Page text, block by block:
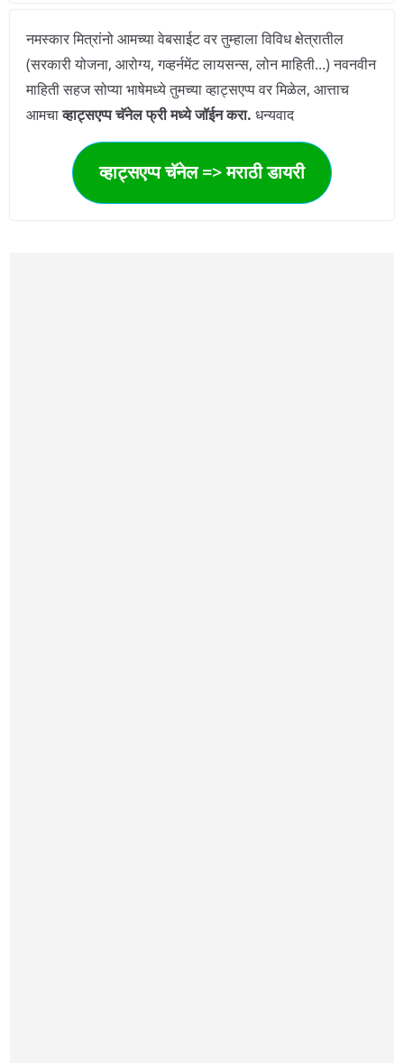
नमस्कार मित्रांनो आमच्या वेबसाईट वर तुम्हाला विविध क्षेत्रातील
(सरकारी योजना, आरोग्य, गव्हर्नमेंट लायसन्स, लोन माहिती...) नवनवीन
माहिती सहज सोप्या भाषेमध्ये तुमच्या व्हाट्सएप्प वर मिळेल, आत्ताच
आमचाव्हाट्सएप्प चॅनेल फ्री मध्ये जॉईन करा. धन्यवाद
व्हाट्सएप्प चॅनेल => मराठी डायरी